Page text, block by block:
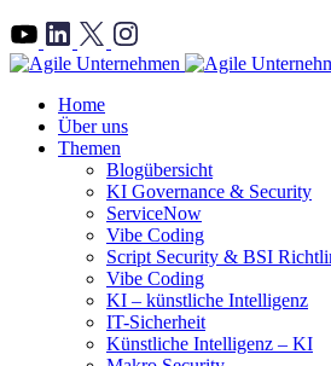
">
Home
Über uns
Themen
Blogübersicht
KI Governance & Security
ServiceNow
Vibe Coding
Script Security & BSI
Vibe Coding
KI – künstliche Intelligenz
IT-Sicherheit
Künstliche Intelligenz – KI